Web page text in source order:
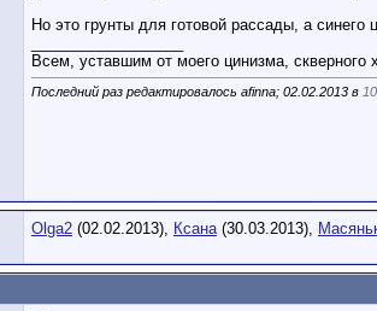
Но это грунты для готовой рассады, а
Всем, уставшим от моего цинизма,
Последний раз редактировалось afinna; 02.02.2013 в
Olga2 (02.02.2013), Ксана(30.03.2013),